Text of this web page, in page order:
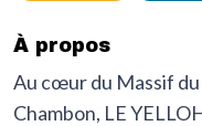
À propos
Au cœur du Massif du
Chambon, LE